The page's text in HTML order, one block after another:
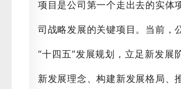
项目是公司第一个走出去的实体
司战略发展的关键项目。当前，
“十四五”发展规划，立足新发展
新发展理念、构建新发展格局、